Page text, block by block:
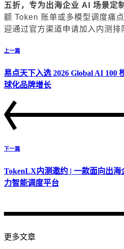
五折，专为出海企业 AI 场景定制
额 Token 账单或多模型调度痛
迎通过官方渠道申请加入内测排
上一篇
易点天下入选 2026 Global AI 100
球化品牌增长
下一篇
TokenLX内测邀约 | 一款面向出
力智能调度平台
更多文章